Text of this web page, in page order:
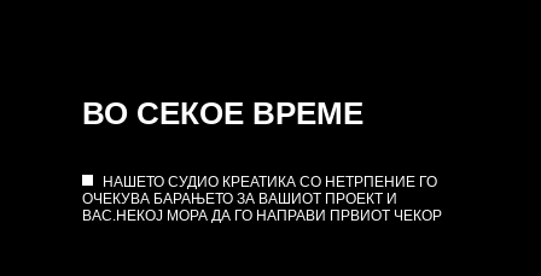
ВО СЕКОЕ ВРЕМЕ
НАШЕТО СУДИО КРЕАТИКА СО НЕТРПЕНИЕ ГО
ОЧЕКУВА БАРАЊЕТО ЗА ВАШИОТ ПРОЕКТ И
ВАС.НЕКОЈ МОРА ДА ГО НАПРАВИ ПРВИОТ ЧЕКОР